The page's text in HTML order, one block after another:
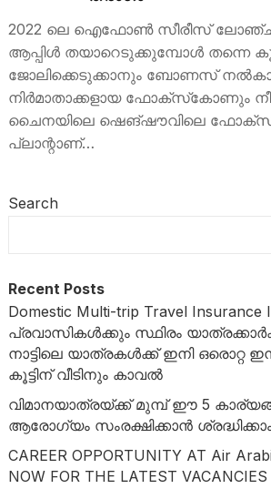
2022 ലെ ഐഫോൺ സീരീസ്
ആപ്പിൾ തയാറെടുക്കുമ്പോൾ തന്നെ
ജോലിക്കെടുക്കാനും ബോണസ്
നിർമാതാക്കളായ ഫോക്‌സ്‌കോണും
ചൈനയിലെ ഷെങ്‌ഷൗവിലെ
പ്ലാന്റാണ്…
Search
Recent Posts
Domestic Multi-trip Travel Insurance
പ്രവാസികൾക്കും സ്ഥിരം
നാട്ടിലെ യാത്രകൾക്ക് ഇനി
കൂട്ടിന് വീടിനും കാവൽ
വിമാനയാത്രയ്ക്ക് മുമ്പ് ഈ 5
ആരോഗ്യം സംരക്ഷിക്കാൻ
CAREER OPPORTUNITY AT Air
NOW FOR THE LATEST VACANCIES